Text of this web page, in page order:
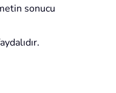
sonucu